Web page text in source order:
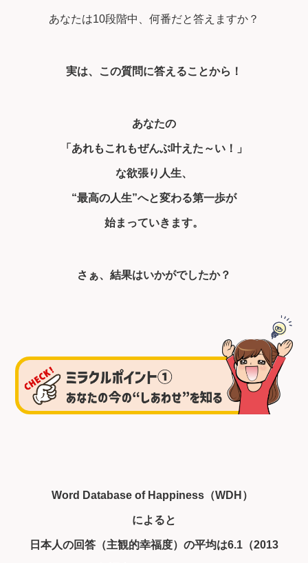
あなたは10段階中、何番だと答えますか？
実は、この質問に答えることから！
あなたの
「あれもこれもぜんぶ叶えた～い！」
な欲張り人生、
“最高の人生”へと変わる第一歩が
始まっていきます。
さぁ、結果はいかがでしたか？
Word Database of Happiness（WDH）
によると
⽇本人の回答（主観的幸福度）の平均は6.1（2013